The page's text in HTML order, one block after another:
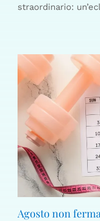
straordinario:
Agosto non